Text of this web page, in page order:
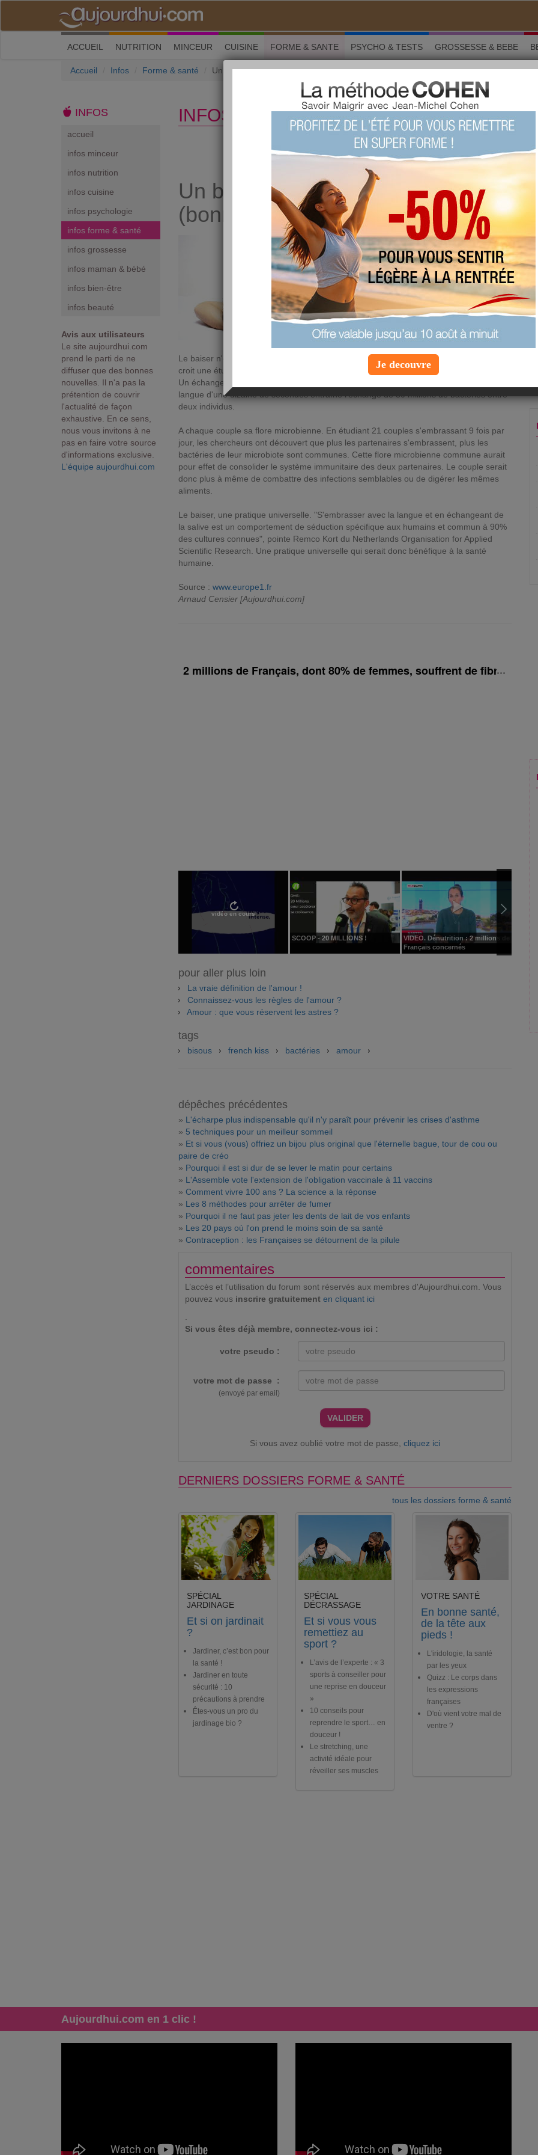
ACCUEIL (current)
NUTRITION MINCEUR CUISINE FORME & SANTE PSYCHO & TESTS GROSSESSE & BEBE
Accueil Infos Forme & santé Un baiser, c'est 80 millions de (bonnes) bactéries échangées
INFOS
accueil
infos minceur
infos nutrition
infos cuisine
infos psychologie
infos forme & santé
infos grossesse
infos maman & bébé
infos bien-être
infos beauté
Avis aux utilisateurs
Le site aujourdhui.com
prend le parti de ne
diffuser que des bonnes
nouvelles. Il n'a pas la
prétention de couvrir
l'actualité de façon
exhaustive. En ce sens,
nous vous invitons à ne
pas en faire votre source
d'informations exclusive.
L'équipe aujourdhui.com
INFOS FORME & SANTÉ
Un baiser, c'est 80 millions de
(bonnes) bactéries échangées
L'échange salivaire permettrait aux couples de
développer une flore microbienne à même de
mieux combattre les maladies.
Mardi 25 novembre 2014 à 7:45 |Info
Forme &amp; Santé
Le baiser n'est pas qu'une affaire de plaisir : il est aussi bon pour la santé si l'on en
croit une étude néerlandaise parue lundi dans le journal scientifique Microbiome.
Un échange de bactéries par dizaines de millions. Selon l'étude, un baiser avec la
langue d'une dizaine de secondes entraîne l'échange de 80 millions de bactéries entre
deux individus.
A chaque couple sa flore microbienne. En étudiant 21 couples s'embrassant 9 fois par
jour, les chercheurs ont découvert que plus les partenaires s'embrassent, plus les
bactéries de leur microbiote sont communes. Cette flore microbienne commune aurait
pour effet de consolider le système immunitaire des deux partenaires. Le couple serait
donc plus à même de combattre des infections semblables ou de digérer les mêmes
aliments.
Le baiser, une pratique universelle. "S'embrasser avec la langue et en échangeant de
la salive est un comportement de séduction spécifique aux humains et commun à 90%
des cultures connues", pointe Remco Kort du Netherlands Organisation for Applied
Scientific Research. Une pratique universelle qui serait donc bénéfique à la santé
humaine.
Source : www.europe1.fr
Arnaud Censier [Aujourdhui.com]
2 millions de Français, dont 80% de femmes, souffrent de fibromyalgie
vidéo en cours
SCOOP - 20 MILLIONS !
VIDEO. Dénutrition : 2 millions de
Français concernés
se
pour aller plus loin
La vraie définition de l'amour !
Connaissez-vous les règles de l'amour ?
Amour : que vous réservent les astres ?
tags
bisous french kiss bactéries amour
dépêches précédentes
» L'écharpe plus indispensable qu'il n'y paraît pour prévenir les crises d'asthme
» 5 techniques pour un meilleur sommeil
» Et si vous (vous) offriez un bijou plus original que l'éternelle bague, tour de cou ou
paire de créo
» Pourquoi il est si dur de se lever le matin pour certains
» L'Assemble vote l'extension de l'obligation vaccinale à 11 vaccins
» Comment vivre 100 ans ? La science a la réponse
» Les 8 méthodes pour arrêter de fumer
» Pourquoi il ne faut pas jeter les dents de lait de vos enfants
» Les 20 pays où l'on prend le moins soin de sa santé
» Contraception : les Françaises se détournent de la pilule
commentaires
L’accès et l’utilisation du forum sont réservés aux membres d'Aujourdhui.com. Vous
pouvez vous inscrire gratuitement en cliquant ici
Si vous êtes déjà membre, connectez-vous ici :
votre pseudo :
votre mot de passe :
(envoyé par email)
VALIDER
Si vous avez oublié votre mot de passe, cliquez ici
DERNIERS DOSSIERS FORME & SANTÉ
tous les dossiers forme & santé
SPÉCIAL
JARDINAGE
Et si on jardinait
?
Jardiner, c’est bon pour
la santé !
Jardiner en toute
sécurité : 10
précautions à prendre
Êtes-vous un pro du
jardinage bio ?
SPÉCIAL
DÉCRASSAGE
Et si vous vous
remettiez au
sport ?
L’avis de l’experte : « 3
sports à conseiller pour
une reprise en douceur
»
10 conseils pour
reprendre le sport… en
douceur !
Le stretching, une
activité idéale pour
réveiller ses muscles
VOTRE SANTÉ
En bonne santé,
de la tête aux
pieds !
L'iridologie, la santé
par les yeux
Quizz : Le corps dans
les expressions
françaises
D'où vient votre mal de
ventre ?
Aujourdhui.com en 1 clic !
Je decouvre